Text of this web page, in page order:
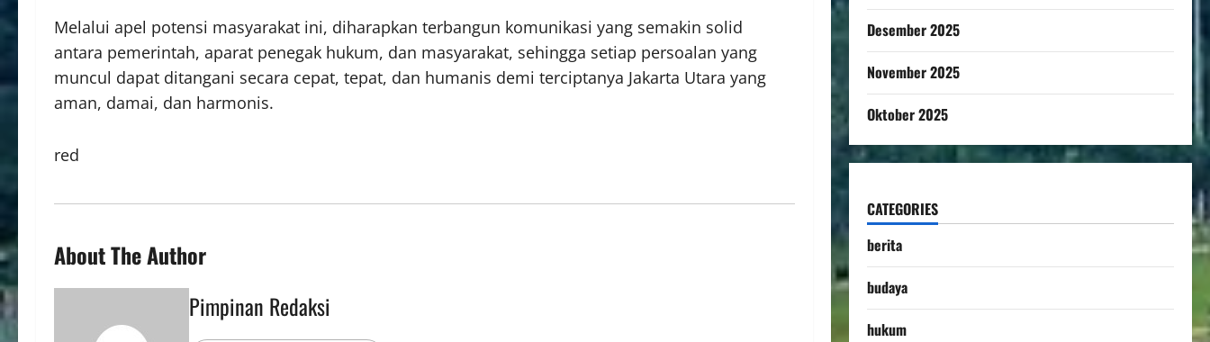
Melalui apel potensi masyarakat ini, diharapkan terbangun komunikasi yang semakin solid
antara pemerintah, aparat penegak hukum, dan masyarakat, sehingga setiap persoalan yang
muncul dapat ditangani secara cepat, tepat, dan humanis demi terciptanya Jakarta Utara yang
aman, damai, dan harmonis.
red
About The Author
Pimpinan Redaksi
Desember 2025
November 2025
Oktober 2025
CATEGORIES
berita
budaya
hukum